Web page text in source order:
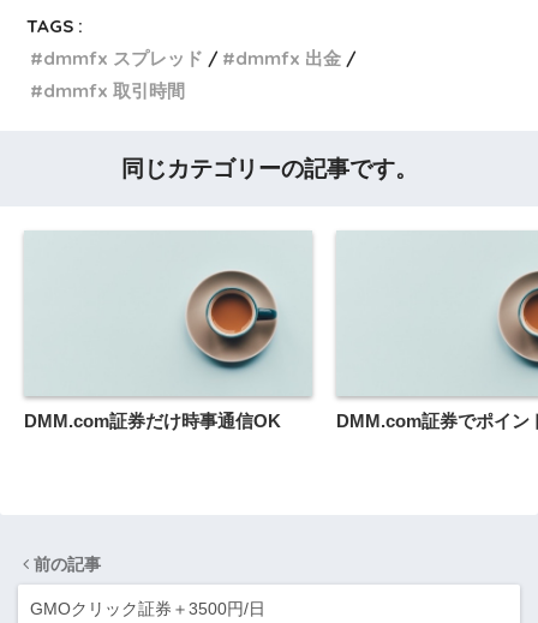
TAGS :
dmmfx スプレッド
dmmfx 出金
dmmfx 取引時間
同じカテゴリーの記事です。
DMM.com証券だけ時事通信OK DMM.com証券でポイン
前の記事
GMOクリック証券＋3500円/日